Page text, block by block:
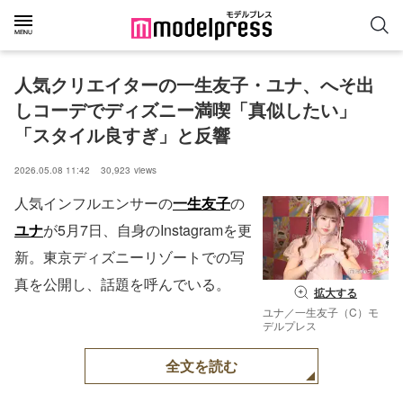
人気クリエイターの一生友子・ユナ、へそ出
しコーデでディズニー満喫「真似したい」
「スタイル良すぎ」と反響
2026.05.08 11:42 30,923 views
拡大する
ユナ／一生友子（C）モ
デルプレス
人気インフルエンサーの一生友子の
ユナが5月7日、自身のInstagramを更
新。東京ディズニーリゾートでの写
真を公開し、話題を呼んでいる。
全文を読む